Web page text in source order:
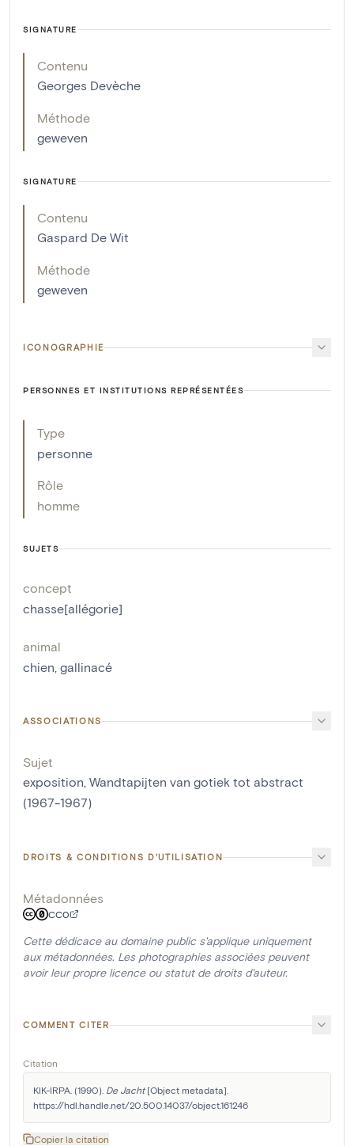
SIGNATURE
Contenu
Georges Devèche
Méthode
geweven
SIGNATURE
Contenu
Gaspard De Wit
Méthode
geweven
ICONOGRAPHIE
PERSONNES ET INSTITUTIONS REPRÉSENTÉES
Type
personne
Rôle
homme
SUJETS
concept
chasse[allégorie]
animal
chien, gallinacé
ASSOCIATIONS
Sujet
exposition, Wandtapijten van gotiek tot abstract
(1967-1967)
DROITS & CONDITIONS D'UTILISATION
Métadonnées
CC0
Cette dédicace au domaine public s'applique uniquement
aux métadonnées. Les photographies associées peuvent
avoir leur propre licence ou statut de droits d'auteur.
COMMENT CITER
Citation
KIK-IRPA. (1990). De Jacht [Object metadata].
https://hdl.handle.net/20.500.14037/object.161246
Copier la citation